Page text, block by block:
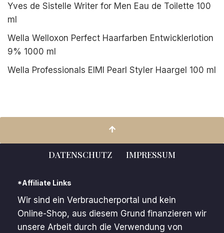
Yves de Sistelle Writer for Men Eau de Toilette 100
ml
Wella Welloxon Perfect Haarfarben Entwicklerlotion
9% 1000 ml
Wella Professionals EIMI Pearl Styler Haargel 100 ml
DATENSCHUTZ IMPRESSUM
*Affiliate Links
Wir sind ein Verbraucherportal und kein
Online-Shop, aus diesem Grund finanzieren wir
unsere Arbeit durch die Verwendung von